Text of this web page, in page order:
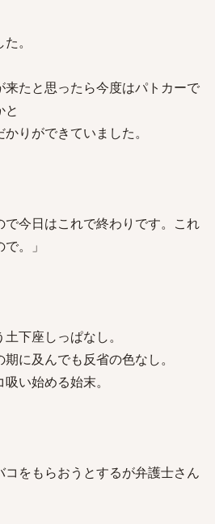
。
たと思ったら今度はパトカーで
と
りができていました。
で今日はこれで終わりです。これ
。」
下座しっぱなし。
に及んでも反省の色なし。
い始める始末。
をもらおうとするが弁護士さん